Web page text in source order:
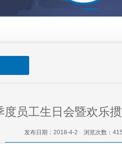
度员工生日会暨欢乐
发布日期：2018-4-2 浏览次数：